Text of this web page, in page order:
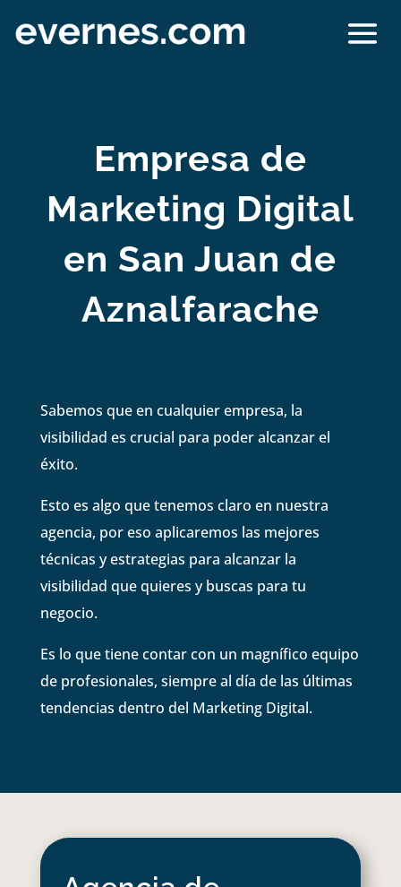
Empresa de
Marketing Digital
en San Juan de
Aznalfarache
Sabemos que en cualquier empresa, la
visibilidad es crucial para poder alcanzar el
éxito.
Esto es algo que tenemos claro en nuestra
agencia, por eso aplicaremos las mejores
técnicas y estrategias para alcanzar la
visibilidad que quieres y buscas para tu
negocio.
Es lo que tiene contar con un magnífico equipo
de profesionales, siempre al día de las últimas
tendencias dentro del Marketing Digital.